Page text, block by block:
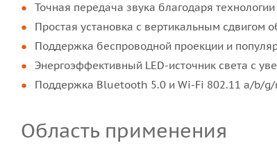
Точная передача звука благодаря
Простая установка с вертикальным сдвигом
Поддержка беспроводной проекции и
Энергоэффективный LED-источник света с
Поддержка Bluetooth 5.0 и Wi-Fi 802.11 a/b/
Область применения